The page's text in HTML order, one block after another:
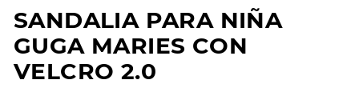
SANDALIA PARA NIÑA
GUGA MARIES CON
VELCRO 2.0
skechers
skechers slip-ins